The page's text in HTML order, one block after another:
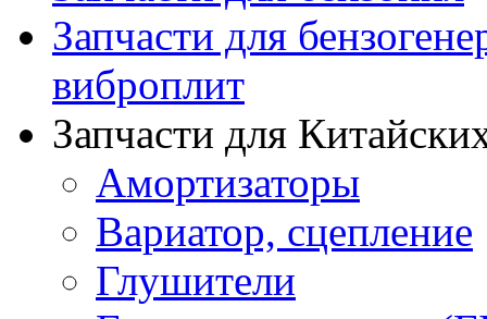
Запчасти для
виброплит
Запчасти для
Амортизаторы
Вариатор, сцепление
Глушители